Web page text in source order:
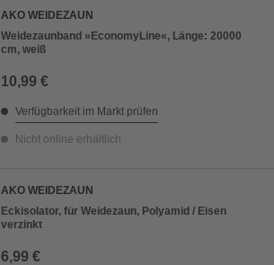
AKO WEIDEZAUN
Weidezaunband »EconomyLine«, Länge: 20000
cm, weiß
10,99 €
Verfügbarkeit im Markt prüfen
Nicht online erhältlich
AKO WEIDEZAUN
Eckisolator, für Weidezaun, Polyamid / Eisen
verzinkt
6,99 €